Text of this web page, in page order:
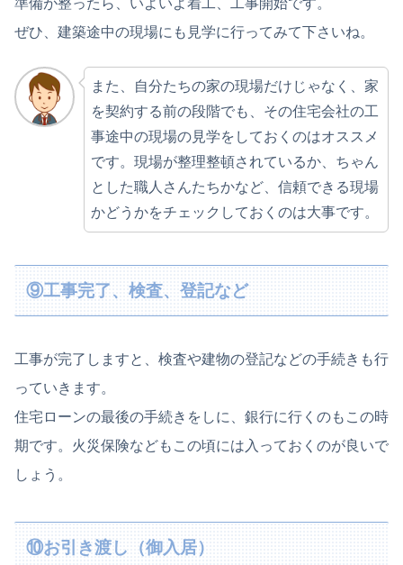
準備が整ったら、いよいよ着工、工事開始です。
ぜひ、建築途中の現場にも見学に行ってみて下さいね。
また、自分たちの家の現場だけじゃなく、家
を契約する前の段階でも、その住宅会社の工
事途中の現場の見学をしておくのはオススメ
です。現場が整理整頓されているか、ちゃん
とした職人さんたちかなど、信頼できる現場
かどうかをチェックしておくのは大事です。
⑨工事完了、検査、登記など
工事が完了しますと、検査や建物の登記などの手続きも行
っていきます。
住宅ローンの最後の手続きをしに、銀行に行くのもこの時
期です。火災保険などもこの頃には入っておくのが良いで
しょう。
⑩お引き渡し（御入居）